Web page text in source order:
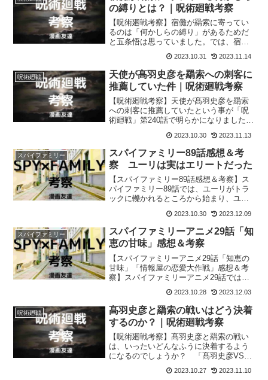
の縛りとは？｜呪術廻戦考察
【呪術廻戦考察】宿儺が羂索に寄ってい
るのは「何かしらの縛り」があるためだ
と五条悟は思っていました。では、宿儺
を羂索に寄らせている「何かしらの縛
り」とはいったい何なのでしょうか？
2023.10.31 2023.11.14
呪術廻戦
天使が髙羽史彦を羂索への刺客に
推薦していた件｜呪術廻戦考察
【呪術廻戦考察】天使が髙羽史彦を羂索
への刺客に推薦していたという事が「呪
術廻戦」第240話で明らかになりました
とで天使が髙羽史彦を推薦した事が無駄
になってしまうのでしょうか？
2023.10.30 2023.11.13
スパイファミリー
スパイファミリー89話感想＆考
察 ユーリは実はエリートだった
【スパイファミリー89話感想＆考察】ス
パイファミリー89話では、ユーリがトラ
ックに轢かれるところから始まり、ユー
どが明らかになりました。
2023.10.30 2023.12.09
スパイファミリー
スパイファミリーアニメ29話「知
恵の甘味」感想＆考察
【スパイファミリーアニメ29話「知恵の
甘味」「情報屋の恋愛大作戦」感想＆考
察】スパイファミリーアニメ29話では、
フランキーの奮闘を見られましたね。
2023.10.28 2023.12.03
呪術廻戦
髙羽史彦と羂索の戦いはどう決着
するのか？｜呪術廻戦考察
【呪術廻戦考察】髙羽史彦と羂索の戦い
は、いったいどんなふうに決着するよう
になるのでしょうか？ 「髙羽史彦VS羂
るのかを予想します。2023.10.27 2023.11.10